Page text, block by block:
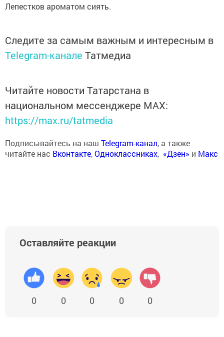
Лепестков ароматом сиять.
Следите за самым важным и интересным в
Telegram-канале Татмедиа
Читайте новости Татарстана в
национальном мессенджере MАХ:
https://max.ru/tatmedia
Подписывайтесь на наш Telegram-канал, а также
читайте нас Вконтакте,Одноклассниках, «Дзен» и Макс
Оставляйте реакции
0 0 0 0 0